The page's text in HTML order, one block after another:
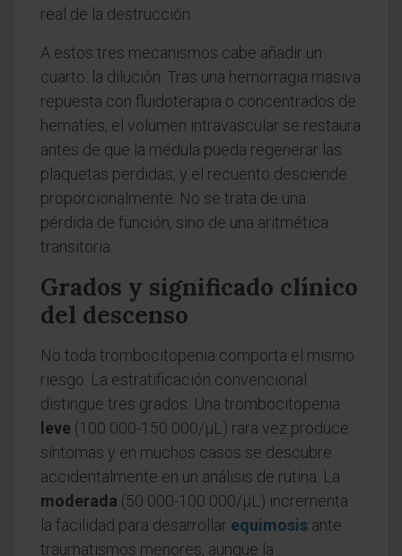
real de la destrucción.
A estos tres mecanismos cabe añadir un
cuarto: la dilución. Tras una hemorragia masiva
repuesta con fluidoterapia o concentrados de
hematíes, el volumen intravascular se restaura
antes de que la médula pueda regenerar las
plaquetas perdidas, y el recuento desciende
proporcionalmente. No se trata de una
pérdida de función, sino de una aritmética
transitoria.
Grados y significado clínico
del descenso
No toda trombocitopenia comporta el mismo
riesgo. La estratificación convencional
distingue tres grados. Una trombocitopenia
leve (100 000-150 000/µL) rara vez produce
síntomas y en muchos casos se descubre
accidentalmente en un análisis de rutina. La
moderada (50 000-100 000/µL) incrementa
la facilidad para desarrollar equimosis ante
traumatismos menores, aunque la